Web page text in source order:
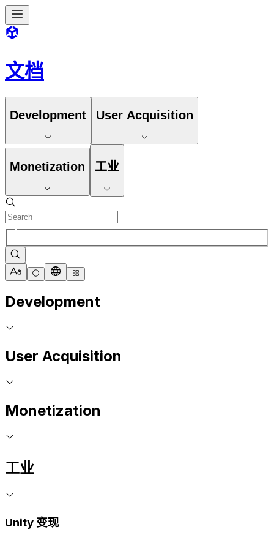
文档
Development User Acquisition
Monetization 工业
Development
User Acquisition
Monetization
工业
Unity 变现